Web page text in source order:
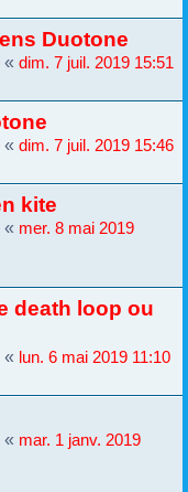
Duotone
« dim. 7 juil. 2019 15:51
« dim. 7 juil. 2019 15:46
kite
« mer. 8 mai 2019
death loop ou
« lun. 6 mai 2019 11:10
« mar. 1 janv. 2019